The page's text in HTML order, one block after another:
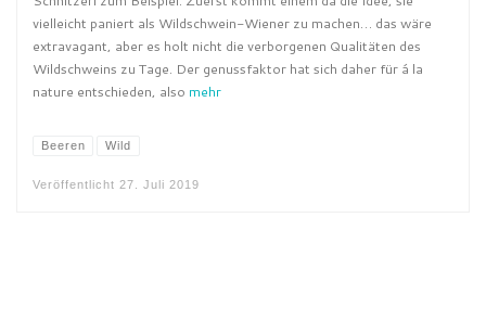
vielleicht paniert als Wildschwein-Wiener zu machen… das wäre
extravagant, aber es holt nicht die verborgenen Qualitäten des
Wildschweins zu Tage. Der genussfaktor hat sich daher für á la
nature entschieden, also mehr
Beeren Wild
Veröffentlicht 27. Juli 2019